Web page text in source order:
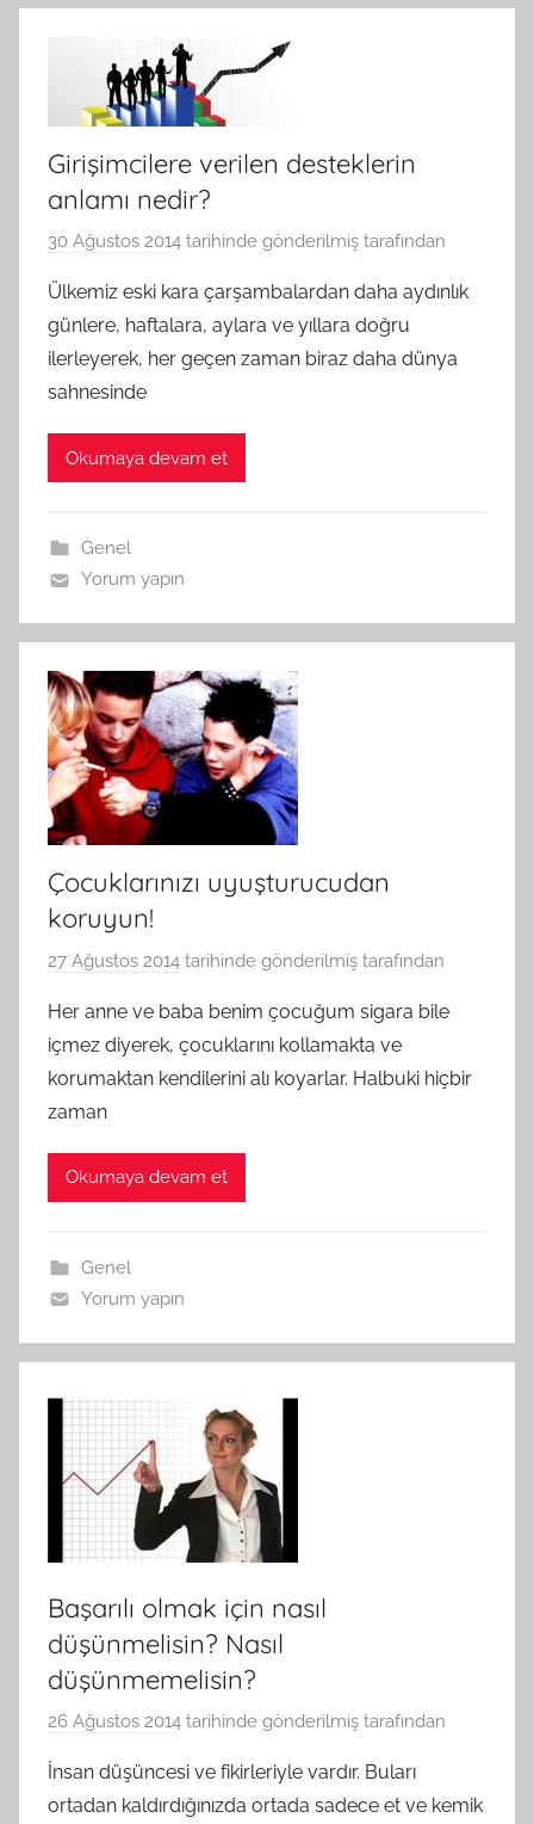
Girişimcilere verilen desteklerin
anlamı nedir?
30 Ağustos 2014 tarihinde gönderilmiş tarafından
Ülkemiz eski kara çarşambalardan daha aydınlık
günlere, haftalara, aylara ve yıllara doğru
ilerleyerek, her geçen zaman biraz daha dünya
sahnesinde
Okumaya devam et
Genel
Yorum yapın
Çocuklarınızı uyuşturucudan
koruyun!
27 Ağustos 2014 tarihinde gönderilmiş tarafından
Her anne ve baba benim çocuğum sigara bile
içmez diyerek, çocuklarını kollamakta ve
korumaktan kendilerini alı koyarlar. Halbuki hiçbir
zaman
Okumaya devam et
Genel
Yorum yapın
Başarılı olmak için nasıl
düşünmelisin? Nasıl
düşünmemelisin?
26 Ağustos 2014 tarihinde gönderilmiş tarafından
İnsan düşüncesi ve fikirleriyle vardır. Buları
ortadan kaldırdığınızda ortada sadece et ve kemik